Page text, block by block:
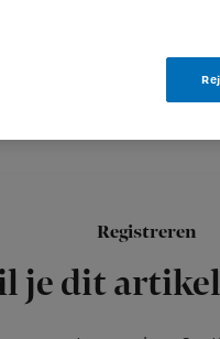
Registreren
je dit
Brabant
woensdag uitgeloofd